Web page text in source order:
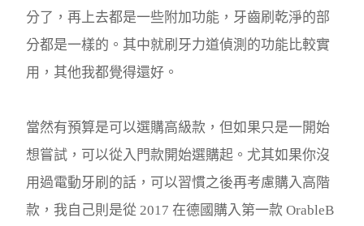
分了，再上去都是一些附加功能，牙齒刷乾淨的部
分都是一樣的。其中就刷牙力道偵測的功能比較實
用，其他我都覺得還好。
當然有預算是可以選購高級款，但如果只是一開始
想嘗試，可以從入門款開始選購起。尤其如果你沒
用過電動牙刷的話，可以習慣之後再考慮購入高階
款，我自己則是從 2017 在德國購入第一款 OrableB